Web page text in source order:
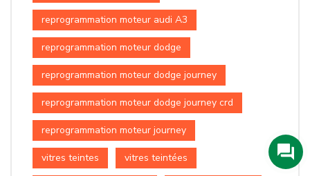
reprogrammation moteur audi A3
reprogrammation moteur dodge
reprogrammation moteur dodge journey
reprogrammation moteur dodge journey crd
reprogrammation moteur journey
vitres teintes vitres teintées